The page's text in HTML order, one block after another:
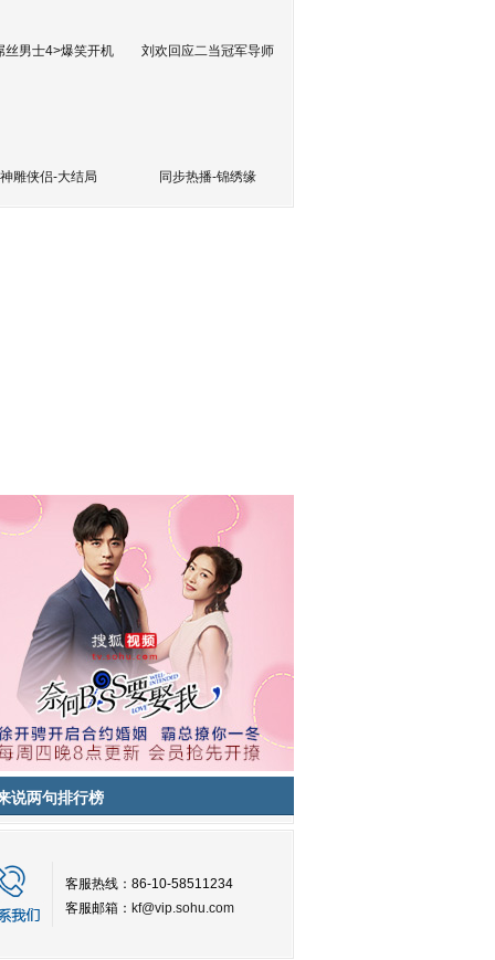
丝男士4>爆笑开机 刘欢回应二当冠军导师
神雕侠侣-大结局 同步热播-锦绣缘
说两句排行榜
客服热线：86-10-58511234
客服邮箱： kf@vip.sohu.com